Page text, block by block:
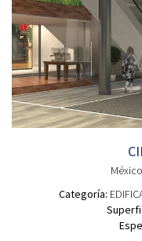
México
Categoría: